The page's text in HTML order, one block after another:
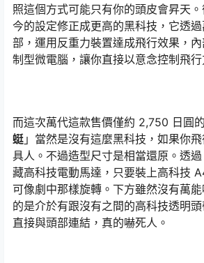
照這個方式可能只有你的頭皮會昇天
今的設定修正成更高的黑科技，它透
部，運用反重力裝置達成飛行效果，
制型微電腦，讓你直接以意念控制飛行
而這次萬代這款售價僅約 2,750 日圓
蜓 」當然是沒有這麼黑科技，如果你
具人。不過造型尺寸是相當還原。透
藏高科技電動馬達，只要裝上高科技
可像劇中那樣旋轉。下方雖然沒有萬
的是介於有跟沒有之間的高科技透明
直接與頭部連結，真的嚇死人。